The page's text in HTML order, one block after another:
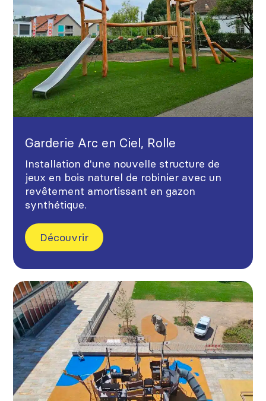
Garderie Arc en Ciel, Rolle
Installation d'une nouvelle structure de
jeux en bois naturel de robinier avec un
revêtement amortissant en gazon
synthétique.
Découvrir